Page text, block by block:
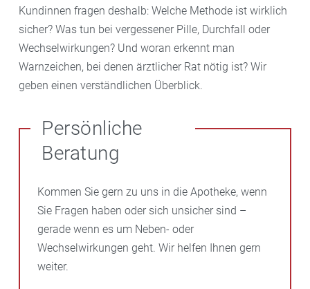
Kundinnen fragen deshalb: Welche Methode ist wirklich
sicher? Was tun bei vergessener Pille, Durchfall oder
Wechselwirkungen? Und woran erkennt man
Warnzeichen, bei denen ärztlicher Rat nötig ist? Wir
geben einen verständlichen Überblick.
Persönliche
Beratung
Kommen Sie gern zu uns in die Apotheke, wenn
Sie Fragen haben oder sich unsicher sind –
gerade wenn es um Neben- oder
Wechselwirkungen geht. Wir helfen Ihnen gern
weiter.